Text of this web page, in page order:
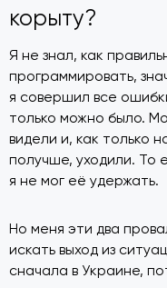
корыту?
Я не знал, как
программировать,
я совершил все
только можно было.
видели и, как только
получше, уходили. То
я не мог её удержать.
Но меня эти два
искать выход из
сначала в Украине,